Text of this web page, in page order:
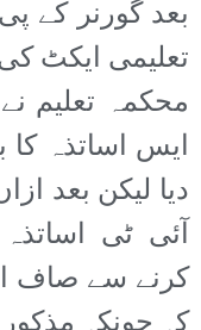
تعلیمی ایکٹ
ایس اساتذہ کا
آئی ٹی
کرنے سے صاف